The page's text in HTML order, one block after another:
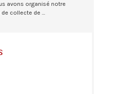
avons organisé notre
de collecte de …